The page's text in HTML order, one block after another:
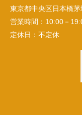
東京都中央区日本橋
営業時間： 10:00－
定休日： 不定休